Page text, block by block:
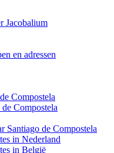
Jacobalium
en adressen
Compostela
Compostela
Santiago de Compostela
in Nederland
in België